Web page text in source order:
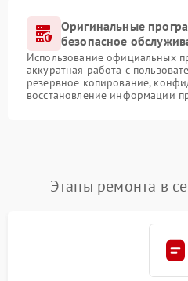
Оригинальные
безопасное
Использование официальных
аккуратная работа с
резервное копирование,
восстановление информации
Этапы ремонта в